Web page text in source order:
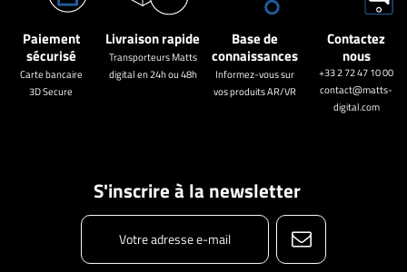
Paiement
sécurisé
Carte bancaire
3D Secure
Livraison rapide
Transporteurs Matts
digital en 24h ou 48h
Base de
connaissances
Informez-vous sur
vos produits AR/VR
Contactez
nous
+33 2 72 47 10 00
contact@matts-
digital.com
S'inscrire à la newsletter